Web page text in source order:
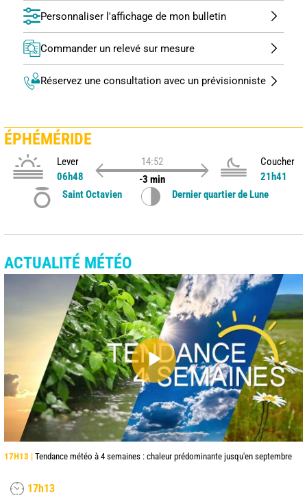
Personnaliser l'affichage de mon bulletin
Commander un relevé sur mesure
Réservez une consultation avec un prévisionniste
ÉPHÉMÉRIDE
Lever
06h48
14:52
-3 min
Coucher
21h41
Saint Octavien
Dernier quartier de Lune
ACTUALITÉ MÉTÉO
17H13 | Tendance météo à 4 semaines : chaleur prédominante jusqu'en septembre
17h13